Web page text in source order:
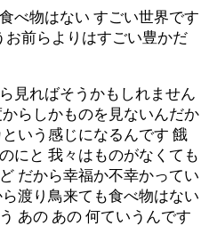
べ物はない すごい世界です
お前らよりはすごい豊かだ
見ればそうかもしれません
らしかものを見ないんだか
いう感じになるんです 餓
にと 我々はものがなくても
だから幸福か不幸かってい
渡り鳥来ても食べ物はない
あの あの 何ていうんです